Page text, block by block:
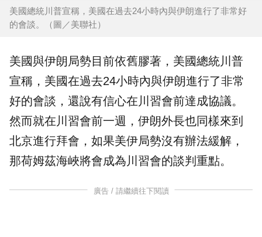
美國總統川普宣稱，美國在過去24小時內與伊朗進行了非常好
的會談。（圖／美聯社）
美國與伊朗局勢目前依舊膠著，美國總統川普
宣稱，美國在過去24小時內與伊朗進行了非常
好的會談 ，還說有信心在 川習會前達成協議。
然而就在川習會前一週，伊朗外長也同樣來到
北京進行拜會，如果美伊局勢沒有辦法緩解，
那荷姆茲海峽將會成為川習會的談判重點。
廣告 / 請繼續往下閱讀